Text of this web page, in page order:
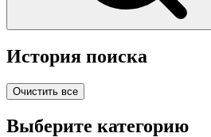
История поиска
Очистить все
Выберите категорию